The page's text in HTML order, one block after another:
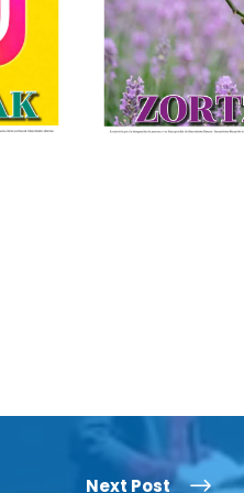
A
Next Post